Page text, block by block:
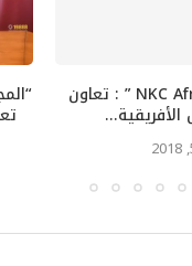
“NKC African Economics ” : تعاون